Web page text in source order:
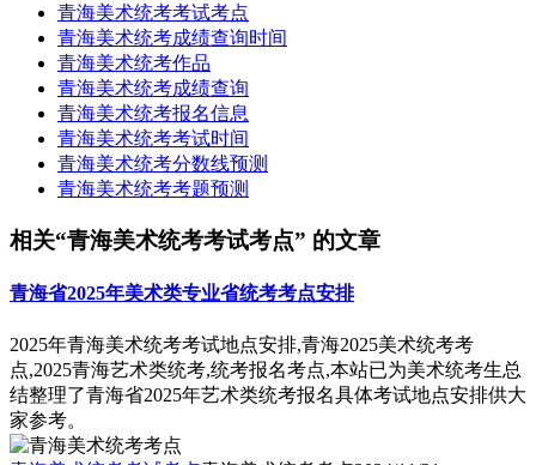
青海美术统考考试考点
青海美术统考成绩查询时间
青海美术统考作品
青海美术统考成绩查询
青海美术统考报名信息
青海美术统考考试时间
青海美术统考分数线预测
青海美术统考考题预测
相关“青海美术统考考试考点” 的文章
青海省2025年美术类专业省统考考点安排
2025年青海美术统考考试地点安排,青海2025美术统考考
点,2025青海艺术类统考,统考报名考点,本站已为美术统考生总
结整理了青海省2025年艺术类统考报名具体考试地点安排供大
家参考。